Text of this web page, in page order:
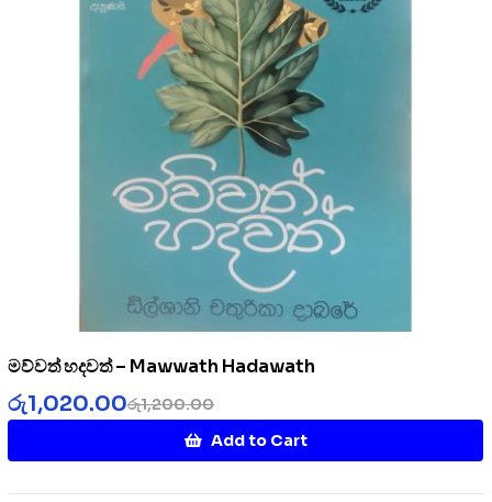
මව්වත් හදවත් – Mawwath Hadawath
රු1,200.00
රු1,020.00
Add to Cart